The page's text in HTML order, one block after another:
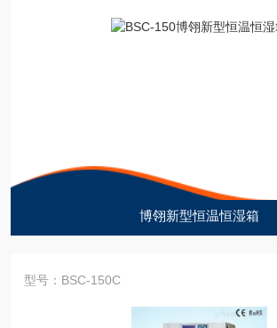
博翎新型恒温恒湿箱
型号：BSC-150C